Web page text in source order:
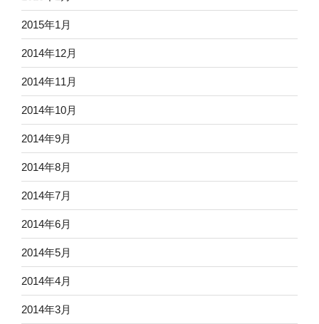
2015年1月
2014年12月
2014年11月
2014年10月
2014年9月
2014年8月
2014年7月
2014年6月
2014年5月
2014年4月
2014年3月